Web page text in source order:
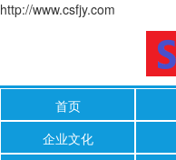
http://www.csfjy.com
首页
企业文化